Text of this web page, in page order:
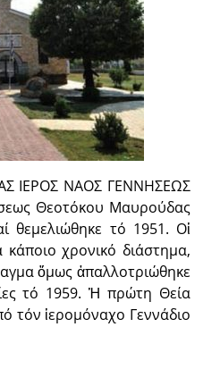
ΙΕΡΟΣ ΝΑΟΣ ΓΕΝΝΗΣΕΩΣ
Θεοτόκου Μαυρούδας
θεμελιώθηκε τό 1951. Οἱ
χρονικό διάστημα,
ὅμως ἀπαλλοτριώθηκε
τό 1959. Ἡ πρώτη Θεία
τόν ἱερομόναχο Γεννάδιο